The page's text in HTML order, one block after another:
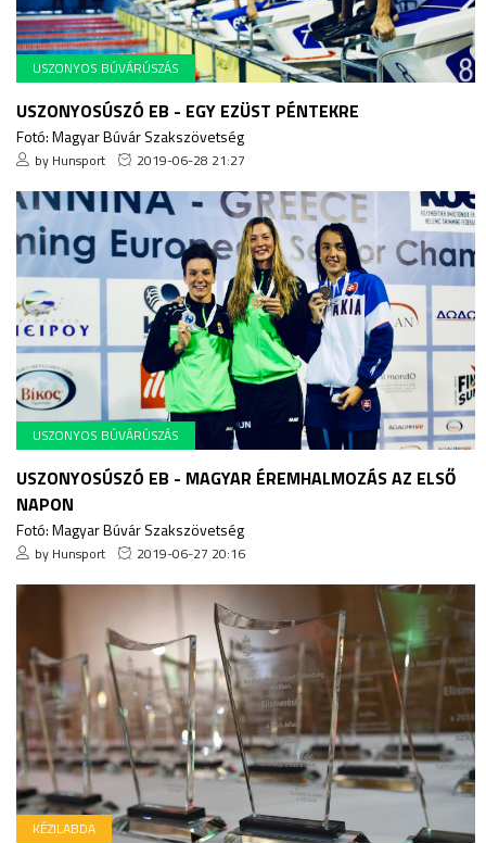
USZONYOS BÚVÁRÚSZÁS
USZONYOSÚSZÓ EB - EGY EZÜST PÉNTEKRE
Fotó: Magyar Búvár Szakszövetség
by Hunsport 2019-06-28 21:27
USZONYOS BÚVÁRÚSZÁS
USZONYOSÚSZÓ EB - MAGYAR ÉREMHALMOZÁS AZ ELSŐ
NAPON
Fotó: Magyar Búvár Szakszövetség
by Hunsport 2019-06-27 20:16
KÉZILABDA